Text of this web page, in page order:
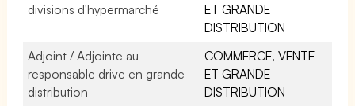
divisions d'hypermarché
ET GRANDE
DISTRIBUTION
Adjoint / Adjointe au
responsable drive en grande
distribution
COMMERCE, VENTE
ET GRANDE
DISTRIBUTION